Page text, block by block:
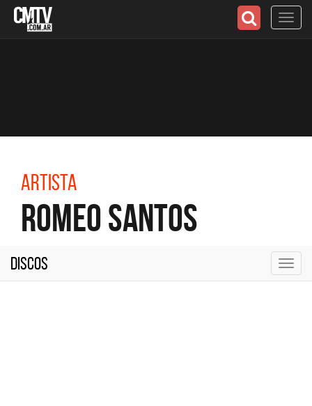
Artista
Romeo Santos
Discos